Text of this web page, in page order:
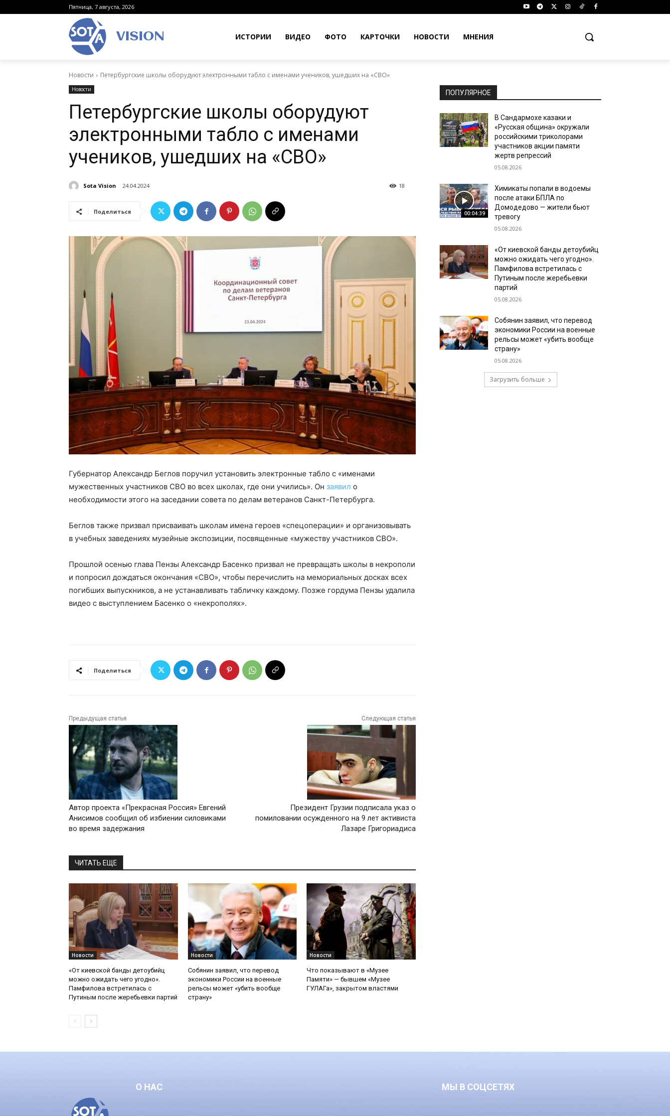
Пятница, 7 августа, 2026
VISION ИСТОРИИ ВИДЕО ФОТО КАРТОЧКИ НОВОСТИ МНЕНИЯ
Новости Петербургские школы оборудуют электронными табло с именами учеников, ушедших на «СВО»
Новости
Петербургские школы оборудуют
электронными табло с именами
учеников, ушедших на «СВО»
Sota Vision 24.04.2024 18
Поделиться
Губернатор Александр Беглов поручил установить электронные табло с «именами
мужественных участников СВО во всех школах, где они учились». Он заявил о
необходимости этого на заседании совета по делам ветеранов Санкт-Петербурга.
Беглов также призвал присваивать школам имена героев «спецоперации» и организовывать
в учебных заведениях музейные экспозиции, посвященные «мужеству участников СВО».
Прошлой осенью глава Пензы Александр Басенко призвал не превращать школы в некрополи
и попросил дождаться окончания «СВО», чтобы перечислить на мемориальных досках всех
погибших выпускников, а не устанавливать табличку каждому. Позже гордума Пензы удалила
видео с выступлением Басенко о «некрополях».
Поделиться
Предыдущая статья
Автор проекта «Прекрасная Россия» Евгений
Анисимов сообщил об избиении силовиками
во время задержания
Следующая статья
Президент Грузии подписала указ о
помиловании осужденного на 9 лет активиста
Лазаре Григориадиса
ЧИТАТЬ ЕЩЕ
Новости
«От киевской банды детоубийц
можно ожидать чего угодно».
Памфилова встретилась с
Путиным после жеребьевки партий
Новости
Собянин заявил, что перевод
экономики России на военные
рельсы может «убить вообще
страну»
Новости
Что показывают в «Музее
Памяти» — бывшем «Музее
ГУЛАГа», закрытом властями
ПОПУЛЯРНОЕ
В Сандармохе казаки и
«Русская община» окружали
российскими триколорами
участников акции памяти
жертв репрессий
05.08.2026
00:04:39
Химикаты попали в водоемы
после атаки БПЛА по
Домодедово — жители бьют
тревогу
05.08.2026
«От киевской банды детоубийц
можно ожидать чего угодно».
Памфилова встретилась с
Путиным после жеребьевки
партий
05.08.2026
Собянин заявил, что перевод
экономики России на военные
рельсы может «убить вообще
страну»
05.08.2026
Загрузить больше
О НАС МЫ В СОЦСЕТЯХ